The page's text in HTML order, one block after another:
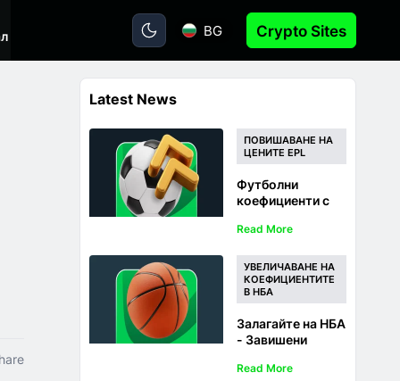
BG Crypto Sites
Latest News
ПОВИШАВАНЕ НА
ЦЕНИТЕ EPL
Футболни
коефициенти с
стойност от
Повишаване на
цените Premier
League 2026/27
Read More
УВЕЛИЧАВАНЕ НА
КОЕФИЦИЕНТИТЕ
В НБА
Залагайте на НБА
- Завишени
победителя от
Read More